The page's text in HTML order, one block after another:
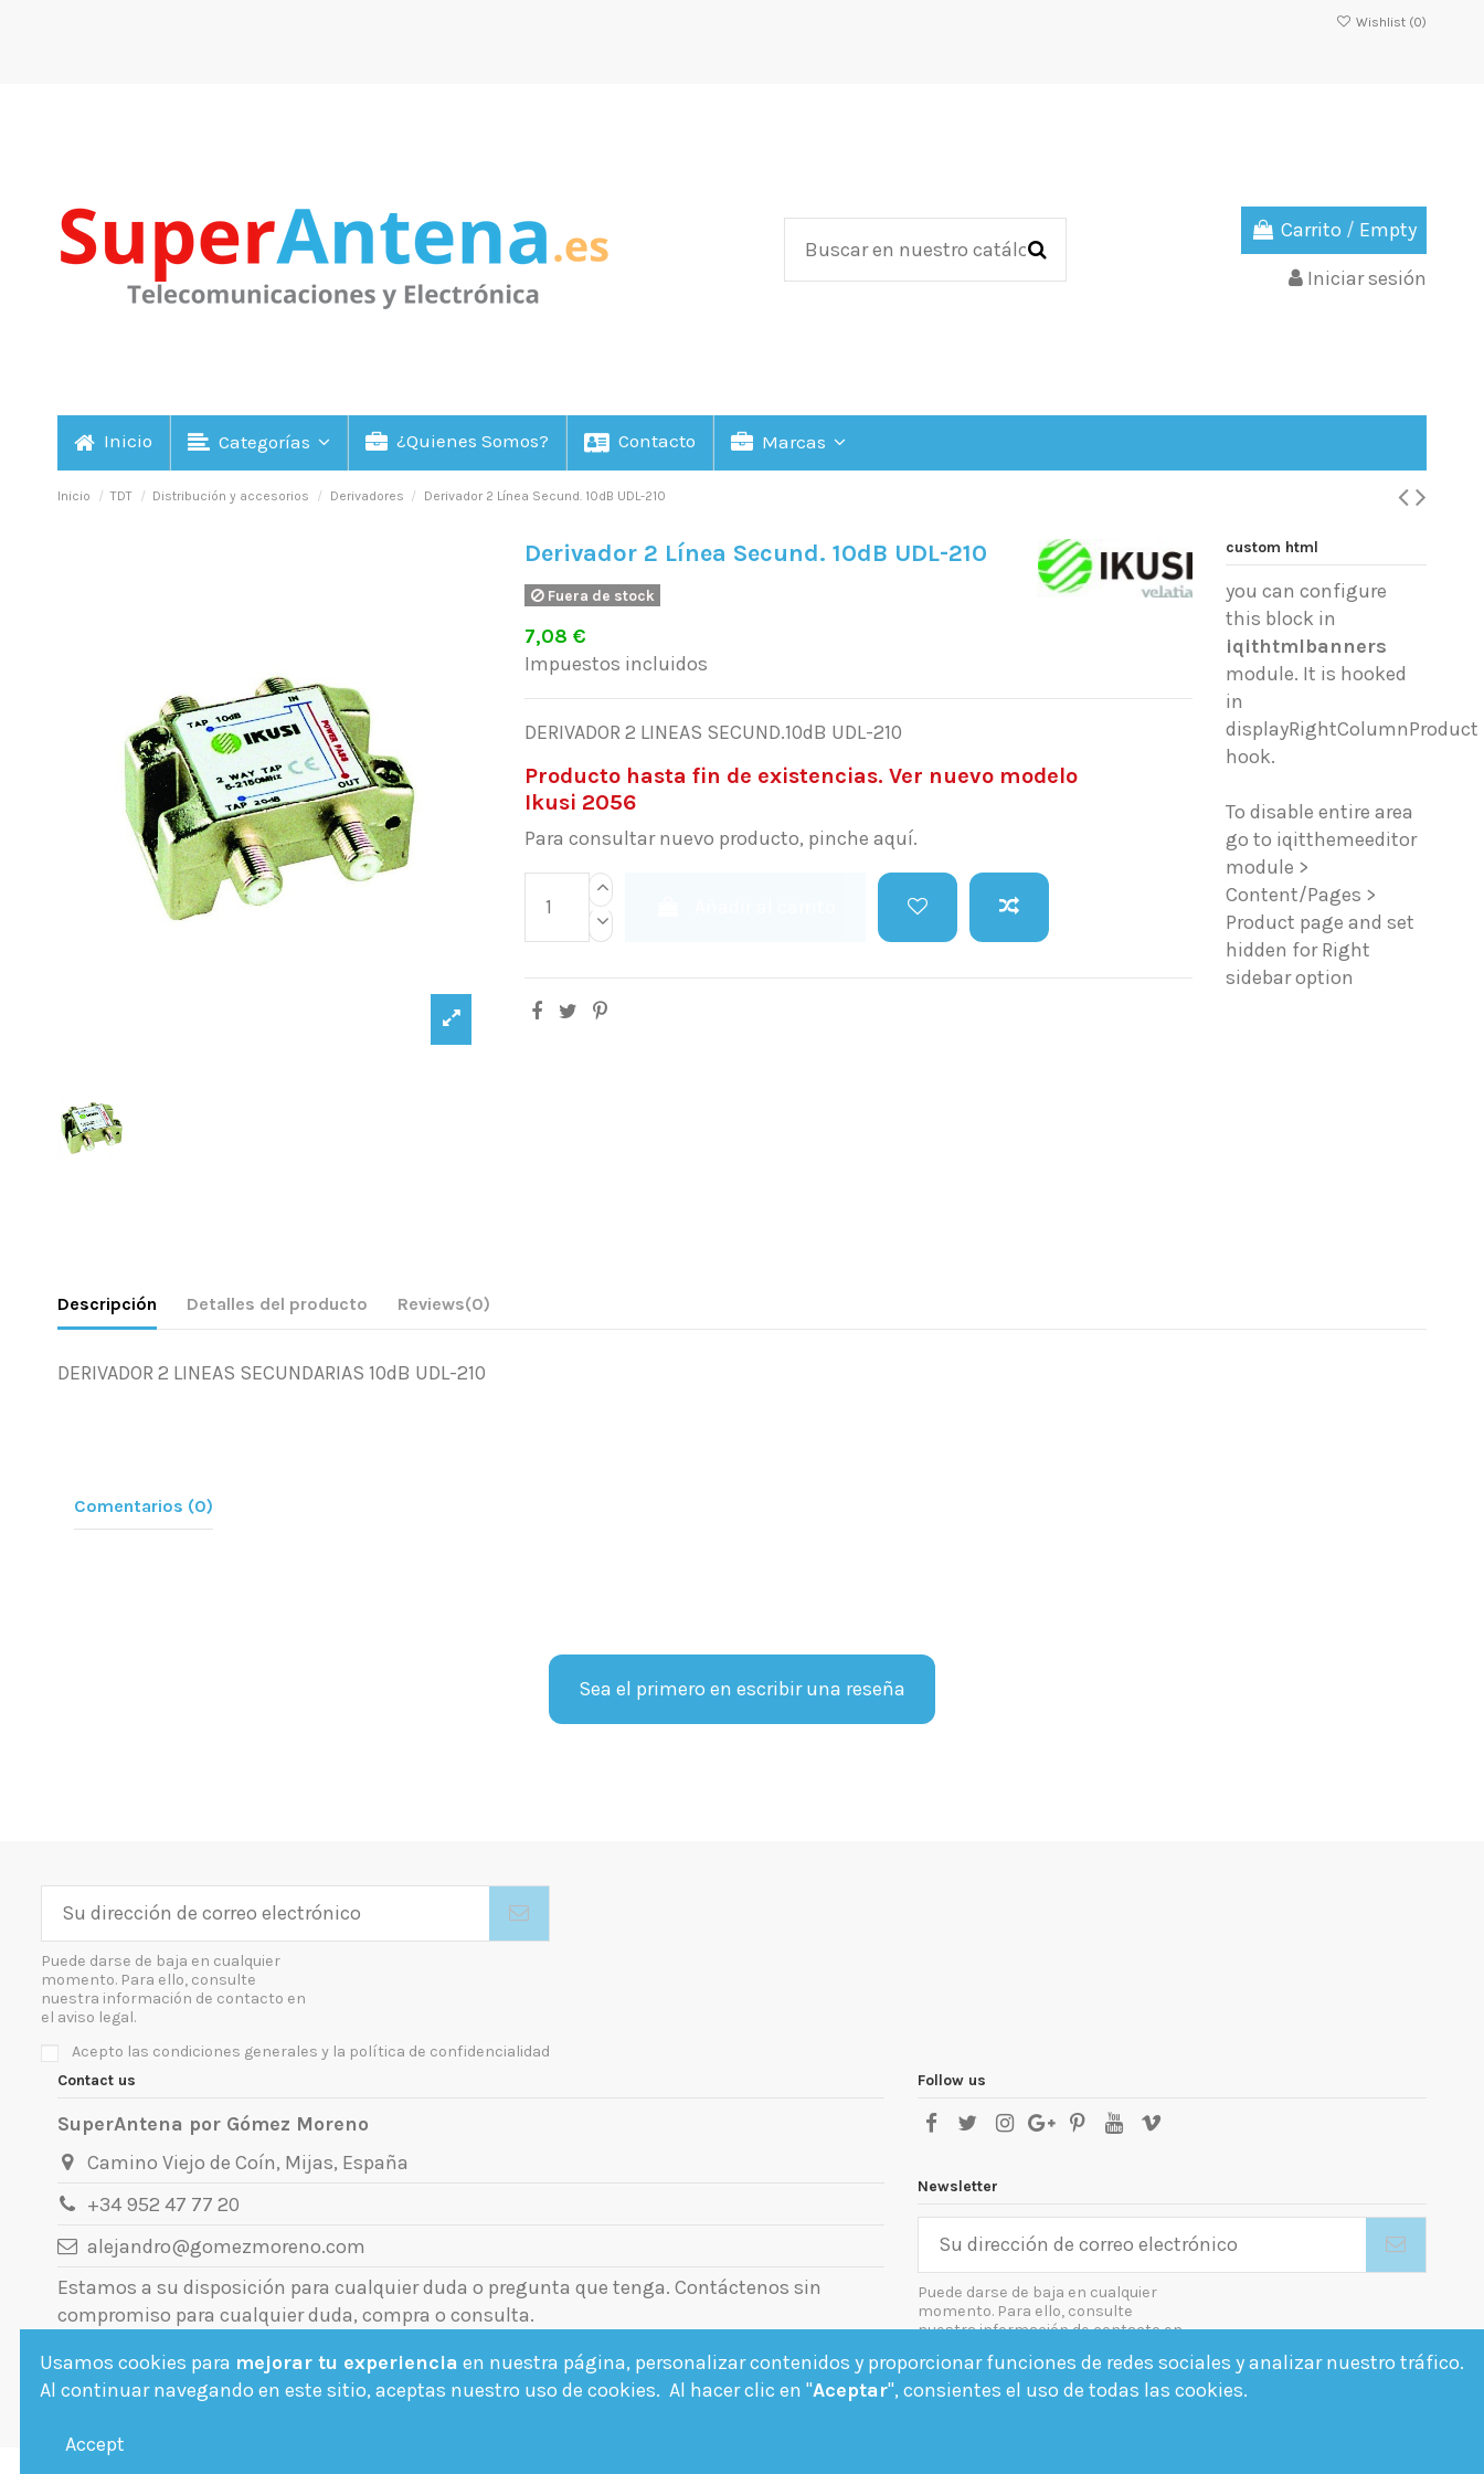
Wishlist (0)
Carrito / Empty
Iniciar sesión
Inicio Categorías ¿Quienes Somos? Contacto Marcas
Inicio TDT Distribución y accesorios Derivadores Derivador 2 Línea Secund. 10dB UDL-210
Derivador 2 Línea Secund. 10dB UDL-210
Fuera de stock
7,08 €
Impuestos incluidos
DERIVADOR 2 LINEAS SECUND.10dB UDL-210
Producto hasta fin de existencias. Ver nuevo modelo
Ikusi 2056
Para consultar nuevo producto, pinche aquí.
custom html
you can configure
this block in
iqithtmlbanners
module. It is hooked
in
displayRightColumnProduct
hook.
To disable entire area
go to iqitthemeeditor
module >
Content/Pages >
Product page and set
hidden for Right
sidebar option
Descripción Detalles del producto Reviews(0)
DERIVADOR 2 LINEAS SECUNDARIAS 10dB UDL-210
Comentarios (0)
Sea el primero en escribir una reseña
Puede darse de baja en cualquier
momento. Para ello, consulte
nuestra información de contacto en
el aviso legal.
Acepto las condiciones generales y la política de confidencialidad
Contact us
SuperAntena por Gómez Moreno
Camino Viejo de Coín, Mijas, España
+34 952 47 77 20
alejandro@gomezmoreno.com
Estamos a su disposición para cualquier duda o pregunta que tenga. Contáctenos sin
compromiso para cualquier duda, compra o consulta.
Follow us
Newsletter
Puede darse de baja en cualquier
momento. Para ello, consulte
nuestra información de contacto en
Acepto las condiciones generales y la política de confidencialidad
Usamos cookies para mejorar tu experiencia en nuestra página, personalizar contenidos y proporcionar funciones de redes sociales y analizar nuestro tráfico.
Al continuar navegando en este sitio, aceptas nuestro uso de cookies. Al hacer clic en "Aceptar", consientes el uso de todas las cookies.
Accept